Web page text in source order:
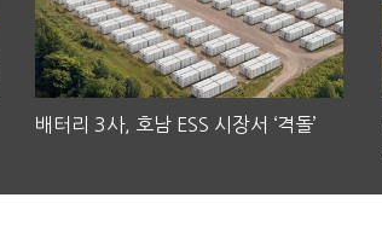
배터리 3사, 호남 ESS 시장서 ‘격돌’